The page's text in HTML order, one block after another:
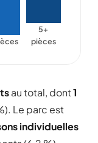
5+
pièces
au total, dont1
Le parc est
individuelles